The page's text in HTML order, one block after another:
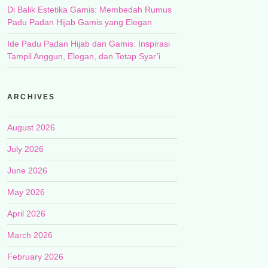
Di Balik Estetika Gamis: Membedah Rumus
Padu Padan Hijab Gamis yang Elegan
Ide Padu Padan Hijab dan Gamis: Inspirasi
Tampil Anggun, Elegan, dan Tetap Syar’i
ARCHIVES
August 2026
July 2026
June 2026
May 2026
April 2026
March 2026
February 2026